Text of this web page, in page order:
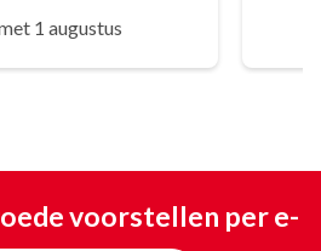
1 augustus
voorstellen per e-